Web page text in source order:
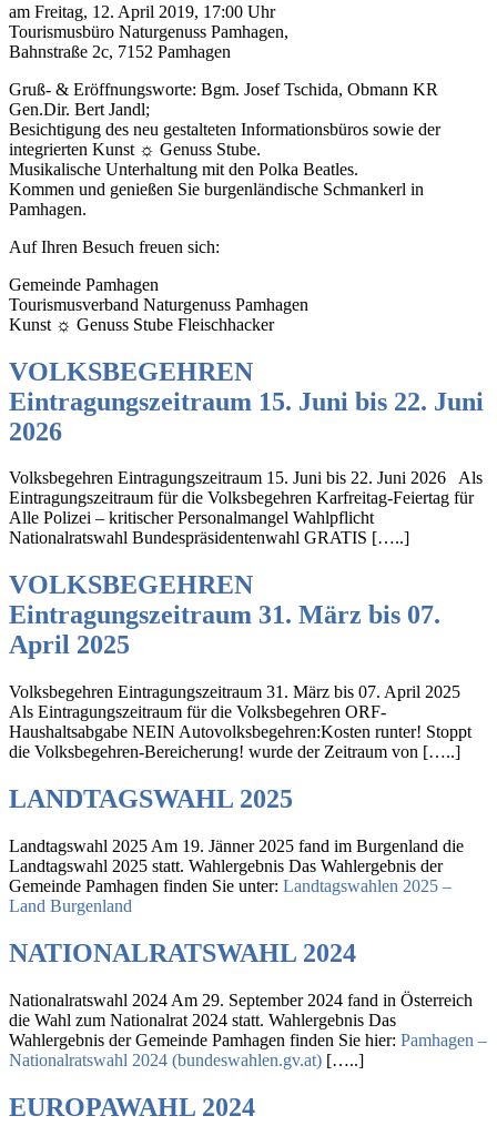
am Freitag, 12. April 2019, 17:00 Uhr
Tourismusbüro Naturgenuss Pamhagen,
Bahnstraße 2c, 7152 Pamhagen
Gruß- & Eröffnungsworte: Bgm. Josef Tschida, Obmann KR
Gen.Dir. Bert Jandl;
Besichtigung des neu gestalteten Informationsbüros sowie der
integrierten Kunst ☼ Genuss Stube.
Musikalische Unterhaltung mit den Polka Beatles.
Kommen und genießen Sie burgenländische Schmankerl in
Pamhagen.
Auf Ihren Besuch freuen sich:
Gemeinde Pamhagen
Tourismusverband Naturgenuss Pamhagen
Kunst ☼ Genuss Stube Fleischhacker
VOLKSBEGEHREN
Eintragungszeitraum 15. Juni bis 22. Juni
2026
Volksbegehren Eintragungszeitraum 15. Juni bis 22. Juni 2026 Als
Eintragungszeitraum für die Volksbegehren Karfreitag-Feiertag für
Alle Polizei – kritischer Personalmangel Wahlpflicht
Nationalratswahl Bundespräsidentenwahl GRATIS […..]
VOLKSBEGEHREN
Eintragungszeitraum 31. März bis 07.
April 2025
Volksbegehren Eintragungszeitraum 31. März bis 07. April 2025
Als Eintragungszeitraum für die Volksbegehren ORF-
Haushaltsabgabe NEIN Autovolksbegehren:Kosten runter! Stoppt
die Volksbegehren-Bereicherung! wurde der Zeitraum von […..]
LANDTAGSWAHL 2025
Landtagswahl 2025 Am 19. Jänner 2025 fand im Burgenland die
Landtagswahl 2025 statt. Wahlergebnis Das Wahlergebnis der
Gemeinde Pamhagen finden Sie unter: Landtagswahlen 2025 –
Land Burgenland
NATIONALRATSWAHL 2024
Nationalratswahl 2024 Am 29. September 2024 fand in Österreich
die Wahl zum Nationalrat 2024 statt. Wahlergebnis Das
Wahlergebnis der Gemeinde Pamhagen finden Sie hier: Pamhagen –
Nationalratswahl 2024 (bundeswahlen.gv.at) […..]
EUROPAWAHL 2024